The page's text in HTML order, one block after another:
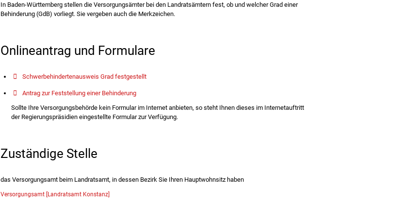
In Baden-Württemberg stellen die Versorgungsämter bei den Landratsämtern fest, ob und welcher Grad einer
Behinderung (GdB) vorliegt. Sie vergeben auch die Merkzeichen.
Onlineantrag und Formulare
Schwerbehindertenausweis Grad festgestellt
Antrag zur Feststellung einer Behinderung
Sollte Ihre Versorgungsbehörde kein Formular im Internet anbieten, so steht Ihnen dieses im Internetauftritt
der Regierungspräsidien eingestellte Formular zur Verfügung.
Zuständige Stelle
das Versorgungsamt beim Landratsamt, in dessen Bezirk Sie Ihren Hauptwohnsitz haben
Versorgungsamt [Landratsamt Konstanz]